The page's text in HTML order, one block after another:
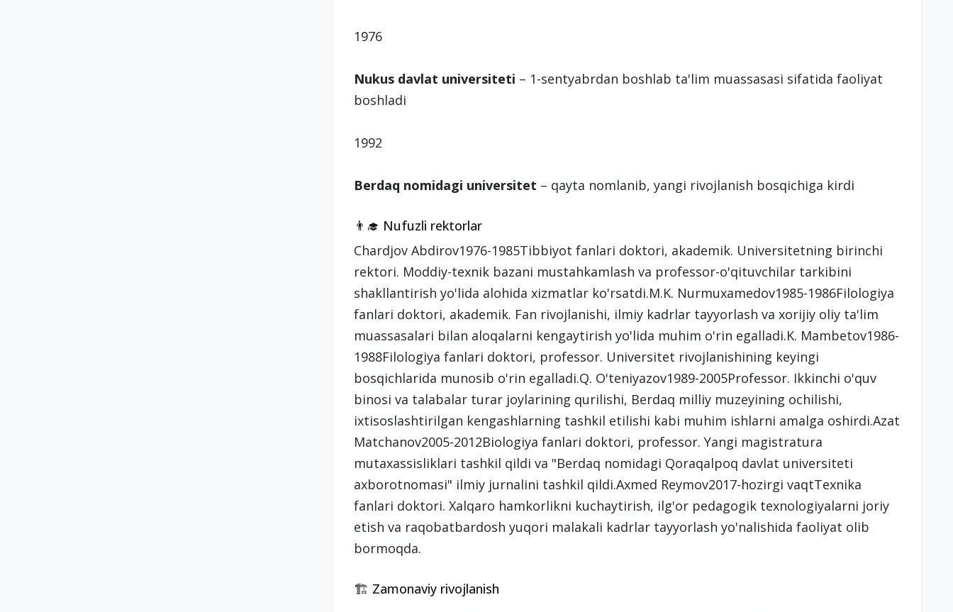
1976
Nukus davlat universiteti – 1-sentyabrdan boshlab ta'lim muassasasi sifatida faoliyat
boshladi
1992
Berdaq nomidagi universitet – qayta nomlanib, yangi rivojlanish bosqichiga kirdi
👨‍🎓 Nufuzli rektorlar
Chardjov Abdirov1976-1985Tibbiyot fanlari doktori, akademik. Universitetning birinchi
rektori. Moddiy-texnik bazani mustahkamlash va professor-o'qituvchilar tarkibini
shakllantirish yo'lida alohida xizmatlar ko'rsatdi.M.K. Nurmuxamedov1985-1986Filologiya
fanlari doktori, akademik. Fan rivojlanishi, ilmiy kadrlar tayyorlash va xorijiy oliy ta'lim
muassasalari bilan aloqalarni kengaytirish yo'lida muhim o'rin egalladi.K. Mambetov1986-
1988Filologiya fanlari doktori, professor. Universitet rivojlanishining keyingi
bosqichlarida munosib o'rin egalladi.Q. O'teniyazov1989-2005Professor. Ikkinchi o'quv
binosi va talabalar turar joylarining qurilishi, Berdaq milliy muzeyining ochilishi,
ixtisoslashtirilgan kengashlarning tashkil etilishi kabi muhim ishlarni amalga oshirdi.Azat
Matchanov2005-2012Biologiya fanlari doktori, professor. Yangi magistratura
mutaxassisliklari tashkil qildi va "Berdaq nomidagi Qoraqalpoq davlat universiteti
axborotnomasi" ilmiy jurnalini tashkil qildi.Axmed Reymov2017-hozirgi vaqtTexnika
fanlari doktori. Xalqaro hamkorlikni kuchaytirish, ilg'or pedagogik texnologiyalarni joriy
etish va raqobatbardosh yuqori malakali kadrlar tayyorlash yo'nalishida faoliyat olib
bormoqda.
🏗️ Zamonaviy rivojlanish